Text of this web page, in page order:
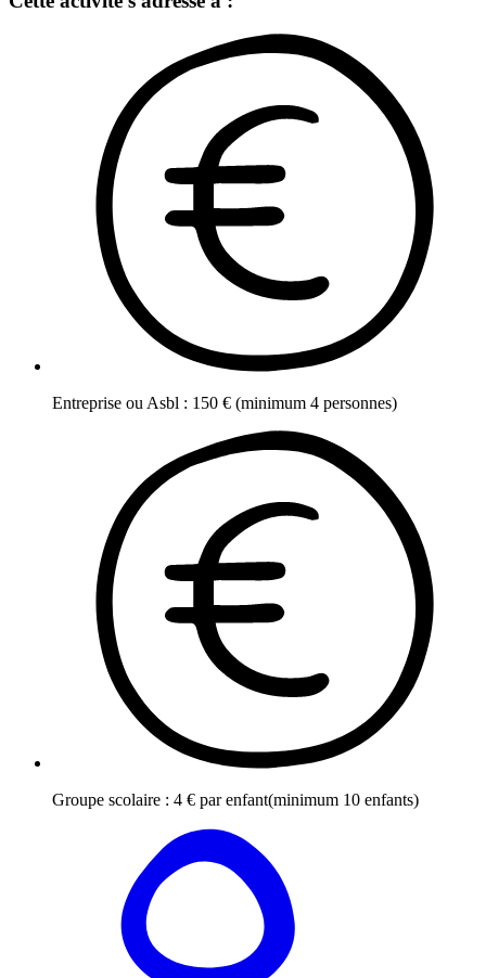
Entreprise ou Asbl : 150 € (minimum 4 personnes)
Groupe scolaire : 4 € par enfant(minimum 10 enfants)